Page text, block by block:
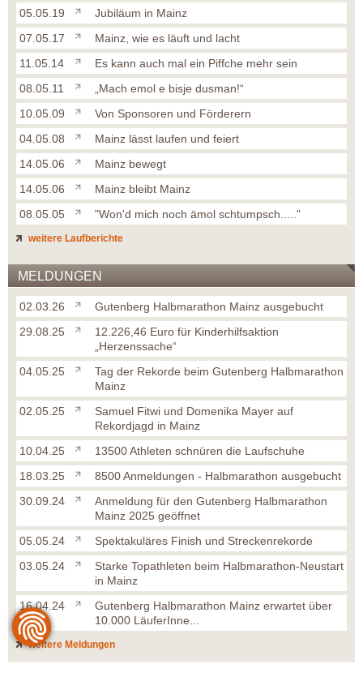
05.05.19
Jubiläum in Mainz
07.05.17
Mainz, wie es läuft und lacht
11.05.14
Es kann auch mal ein Piffche mehr sein
08.05.11
„Mach emol e bisje dusman!“
10.05.09
Von Sponsoren und Förderern
04.05.08
Mainz lässt laufen und feiert
14.05.06
Mainz bewegt
14.05.06
Mainz bleibt Mainz
08.05.05
"Won'd mich noch ämol schtumpsch....."
weitere Laufberichte
MELDUNGEN
02.03.26
Gutenberg Halbmarathon Mainz ausgebucht
29.08.25
12.226,46 Euro für Kinderhilfsaktion
„Herzenssache“
04.05.25
Tag der Rekorde beim Gutenberg Halbmarathon
Mainz
02.05.25
Samuel Fitwi und Domenika Mayer auf
Rekordjagd in Mainz
10.04.25
13500 Athleten schnüren die Laufschuhe
18.03.25
8500 Anmeldungen - Halbmarathon ausgebucht
30.09.24
Anmeldung für den Gutenberg Halbmarathon
Mainz 2025 geöffnet
05.05.24
Spektakuläres Finish und Streckenrekorde
03.05.24
Starke Topathleten beim Halbmarathon-Neustart
in Mainz
16.04.24
Gutenberg Halbmarathon Mainz erwartet über
10.000 LäuferInne...
weitere Meldungen